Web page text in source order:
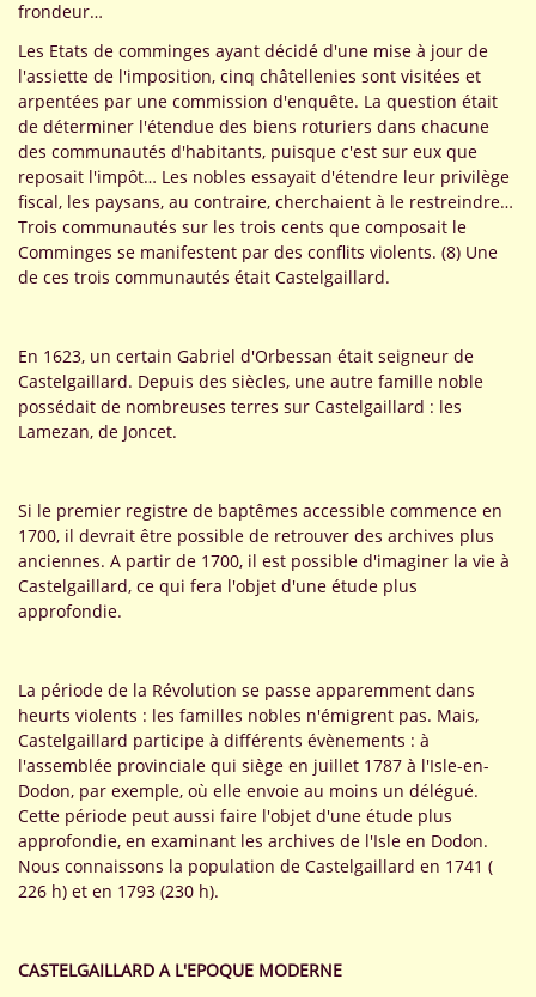
frondeur…
Les Etats de comminges ayant décidé d'une mise à jour de
l'assiette de l'imposition, cinq châtellenies sont visitées et
arpentées par une commission d'enquête. La question était
de déterminer l'étendue des biens roturiers dans chacune
des communautés d'habitants, puisque c'est sur eux que
reposait l'impôt… Les nobles essayait d'étendre leur privilège
fiscal, les paysans, au contraire, cherchaient à le restreindre…
Trois communautés sur les trois cents que composait le
Comminges se manifestent par des conflits violents. (8) Une
de ces trois communautés était Castelgaillard.
En 1623, un certain Gabriel d'Orbessan était seigneur de
Castelgaillard. Depuis des siècles, une autre famille noble
possédait de nombreuses terres sur Castelgaillard : les
Lamezan, de Joncet.
Si le premier registre de baptêmes accessible commence en
1700, il devrait être possible de retrouver des archives plus
anciennes. A partir de 1700, il est possible d'imaginer la vie à
Castelgaillard, ce qui fera l'objet d'une étude plus
approfondie.
La période de la Révolution se passe apparemment dans
heurts violents : les familles nobles n'émigrent pas. Mais,
Castelgaillard participe à différents évènements : à
l'assemblée provinciale qui siège en juillet 1787 à l'Isle-en-
Dodon, par exemple, où elle envoie au moins un délégué.
Cette période peut aussi faire l'objet d'une étude plus
approfondie, en examinant les archives de l'Isle en Dodon.
Nous connaissons la population de Castelgaillard en 1741 (
226 h) et en 1793 (230 h).
CASTELGAILLARD A L'EPOQUE MODERNE